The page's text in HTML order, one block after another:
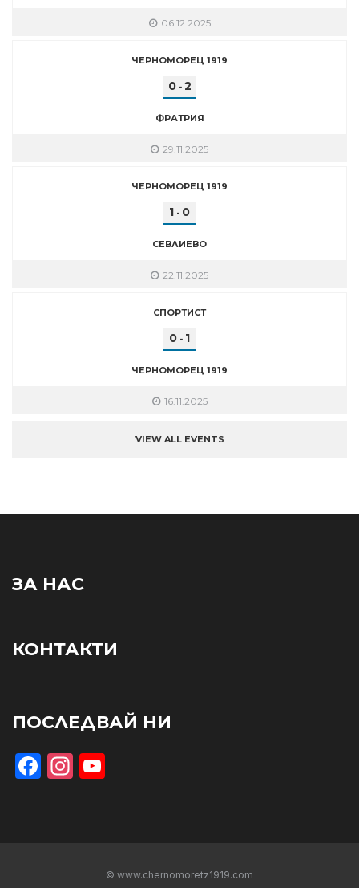
06.12.2025
ЧЕРНОМОРЕЦ 1919
0- 2
ФРАТРИЯ
29.11.2025
ЧЕРНОМОРЕЦ 1919
1 - 0
СЕВЛИЕВО
22.11.2025
СПОРТИСТ
0 - 1
ЧЕРНОМОРЕЦ 1919
16.11.2025
VIEW ALL EVENTS
ЗА НАС
КОНТАКТИ
ПОСЛЕДВАЙ НИ
Facebook
Instagram
© www.chernomoretz1919.com